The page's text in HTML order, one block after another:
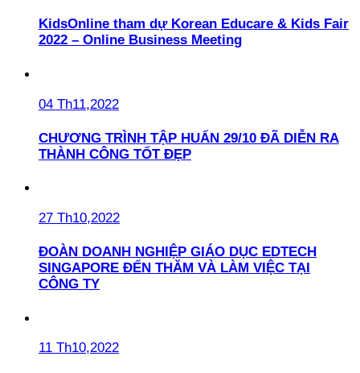
KidsOnline tham dự Korean Educare & Kids Fair
2022 – Online Business Meeting
04 Th11,2022
CHƯƠNG TRÌNH TẬP HUẤN 29/10 ĐÃ DIỄN RA
THÀNH CÔNG TỐT ĐẸP
27 Th10,2022
ĐOÀN DOANH NGHIỆP GIÁO DỤC EDTECH
SINGAPORE ĐẾN THĂM VÀ LÀM VIỆC TẠI
CÔNG TY
11 Th10,2022